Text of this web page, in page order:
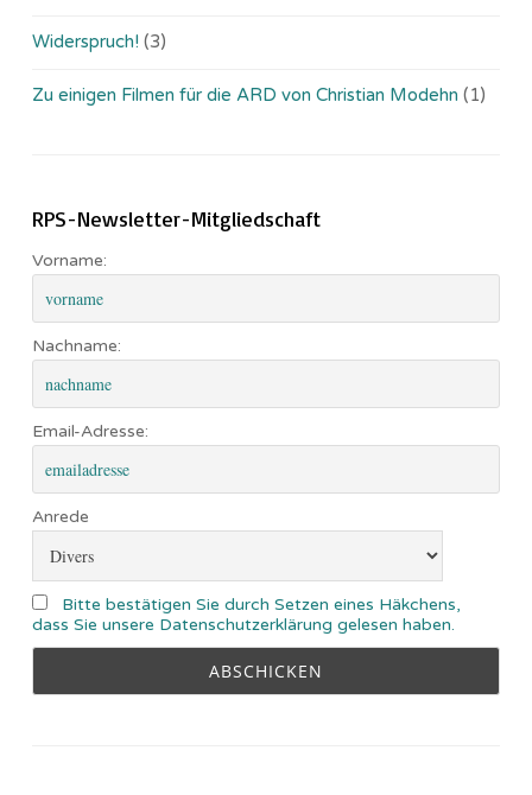
Widerspruch! (3)
Zu einigen Filmen für die ARD von Christian Modehn (1)
RPS-Newsletter-Mitgliedschaft
Vorname:
Nachname:
Email-Adresse:
Anrede
Bitte bestätigen Sie durch Setzen eines Häkchens,
dass Sie unsere Datenschutzerklärung gelesen haben.